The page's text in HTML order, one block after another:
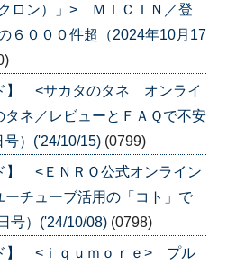
ロン）」> ＭＩＣＩＮ／登
６０００件超（2024年10月17
ド】 <サカタのタネ オンライ
ネ／レビューとＦＡＱで不安
）('24/10/15) (0799)
】 <ＥＮＲＯ公式オンライン
チューブ活用の「コト」で
号）('24/10/08) (0798)
ド】 <ｉｑｕｍｏｒｅ> プル